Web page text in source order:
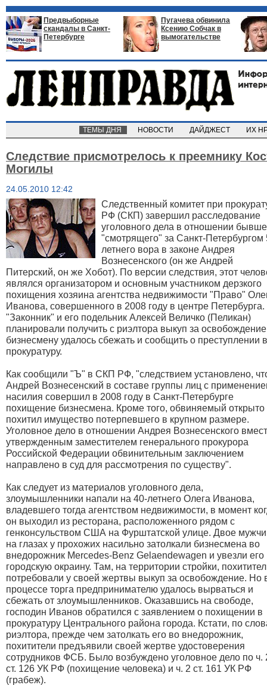
Предвыборные
скандалы в Санкт-
Петербурге
Пугачева обвинила
Ксению Собчак в
вымогательстве
ТЕМЫ ДНЯ НОВОСТИ ДАЙДЖЕСТ ИХ
Следствие присмотрелось к преемнику
Могилы
24.05.2010 12:42
Следственный комитет при
РФ (СКП) завершил расследование
уголовного дела в отношении
"смотрящего" за Санкт-Петербургом
летнего вора в законе Андрея
Вознесенского (он же Андрей
Питерский, он же Хобот). По версии следствия, этот
являлся организатором и основным участником дерзкого
похищения хозяина агентства недвижимости "Право"
Иванова, совершенного в 2008 году в центре Петербурга.
"Законник" и его подельник Алексей Величко (Пеликан)
планировали получить с риэлтора выкуп за
бизнесмену удалось сбежать и сообщить о преступлении в
прокуратуру.
Как сообщили "Ъ" в СКП РФ, "следствием установлено,
Андрей Вознесенский в составе группы лиц с
насилия совершил в 2008 году в Санкт-Петербурге
похищение бизнесмена. Кроме того, обвиняемый открыто
похитил имущество потерпевшего в крупном размере.
Уголовное дело в отношении Андрея Вознесенского
утвержденным заместителем генерального прокурора
Российской Федерации обвинительным заключением
направлено в суд для рассмотрения по существу".
Как следует из материалов уголовного дела,
злоумышленники напали на 40-летнего Олега Иванова,
владевшего тогда агентством недвижимости, в момент
он выходил из ресторана, расположенного рядом с
генконсульством США на Фурштатской улице. Двое
на глазах у прохожих насильно затолкали бизнесмена во
внедорожник Mercedes-Benz Gelaendewagen и увезли его
городскую окраину. Там, на территории стройки,
потребовали у своей жертвы выкуп за освобождение. Но
процессе торга предпринимателю удалось вырваться и
сбежать от злоумышленников. Оказавшись на свободе,
господин Иванов обратился с заявлением о похищении в
прокуратуру Центрального района города. Кстати, по
риэлтора, прежде чем затолкать его во внедорожник,
похитители предъявили своей жертве удостоверения
сотрудников ФСБ. Было возбуждено уголовное дело по ч.
ст. 126 УК РФ (похищение человека) и ч. 2 ст. 161 УК РФ
(грабеж).